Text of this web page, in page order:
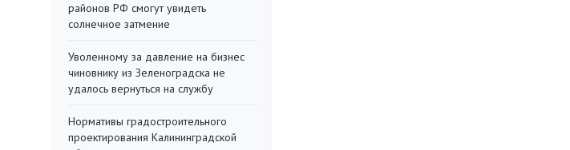
районов РФ смогут увидеть
солнечное затмение
Уволенному за давление на бизнес
чиновнику из Зеленоградска не
удалось вернуться на службу
Нормативы градостроительного
проектирования Калининградской